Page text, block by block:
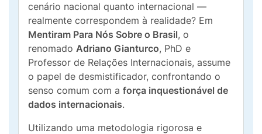
cenário nacional quanto internacional —
realmente correspondem à realidade? Em
Mentiram Para Nós Sobre o Brasil, o
renomado Adriano Gianturco, PhD e
Professor de Relações Internacionais, assume
o papel de desmistificador, confrontando o
senso comum com a força inquestionável de
dados internacionais.
Utilizando uma metodologia rigorosa e